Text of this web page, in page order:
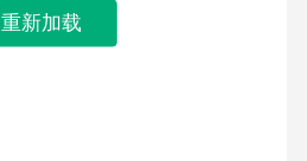
重新加载